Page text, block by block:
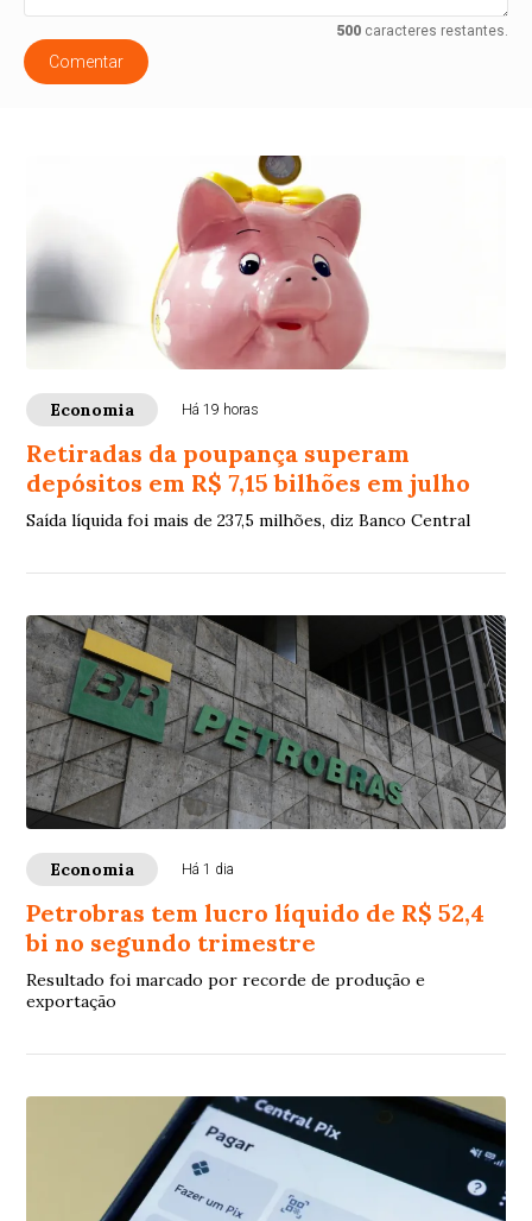
500caracteres restantes.
Comentar
Economia Há 19 horas
Retiradas da poupança superam
depósitos em R$ 7,15 bilhões em julho
Saída líquida foi mais de 237,5 milhões, diz Banco Central
Economia Há 1 dia
Petrobras tem lucro líquido de R$ 52,4
bi no segundo trimestre
Resultado foi marcado por recorde de produção e
exportação